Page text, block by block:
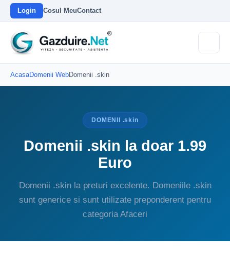
Login Cosul MeuContact
AcasaDomenii WebDomenii .skin
DOMENII .skin
Domenii .skin la doar 1.99
Euro
Domenii .skin la preturi excelente. Domeniile .skin
sunt generice si sunt utilizate preponderent pentru
categoria Afaceri